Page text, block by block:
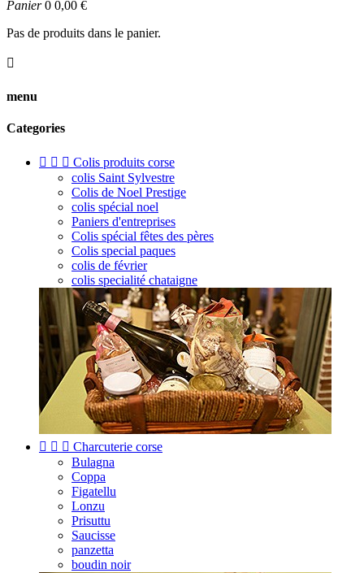
Panier 0 0,00 €
Pas de produits dans le panier.

menu
Categories
   Colis produits corse
colis Saint Sylvestre
Colis de Noel Prestige
colis spécial noel
Paniers d'entreprises
Colis spécial fêtes des pères
Colis special paques
colis de février
colis specialité chataigne
   Charcuterie corse
Bulagna
Coppa
Figatellu
Lonzu
Prisuttu
Saucisse
panzetta
boudin noir